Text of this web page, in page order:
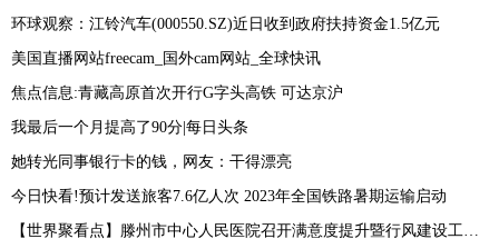
环球观察：江铃汽车(000550.SZ)近日收到政府扶持资金1.5亿元
美国直播网站freecam_国外cam网站_全球快讯
焦点信息:青藏高原首次开行G字头高铁 可达京沪
我最后一个月提高了90分|每日头条
她转光同事银行卡的钱，网友：干得漂亮
今日快看!预计发送旅客7.6亿人次 2023年全国铁路暑期运输启动
【世界聚看点】滕州市中心人民医院召开满意度提升暨行风建设工作会议